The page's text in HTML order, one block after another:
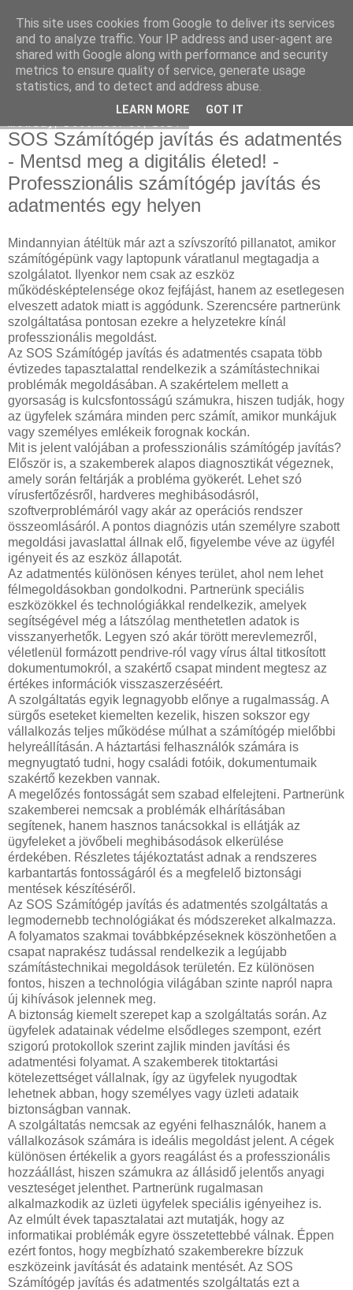
Facebook online marketing
SOS Számítógép javítás és adatmentés
- Mentsd meg a digitális életed! -
Professzionális számítógép javítás és
adatmentés egy helyen
Mindannyian átéltük már azt a szívszorító pillanatot, amikor
számítógépünk vagy laptopunk váratlanul megtagadja a
szolgálatot. Ilyenkor nem csak az eszköz
működésképtelensége okoz fejfájást, hanem az esetlegesen
elveszett adatok miatt is aggódunk. Szerencsére partnerünk
szolgáltatása pontosan ezekre a helyzetekre kínál
professzionális megoldást.
Az SOS Számítógép javítás és adatmentés csapata több
évtizedes tapasztalattal rendelkezik a számítástechnikai
problémák megoldásában. A szakértelem mellett a
gyorsaság is kulcsfontosságú számukra, hiszen tudják, hogy
az ügyfelek számára minden perc számít, amikor munkájuk
vagy személyes emlékeik forognak kockán.
Mit is jelent valójában a professzionális számítógép javítás?
Először is, a szakemberek alapos diagnosztikát végeznek,
amely során feltárják a probléma gyökerét. Lehet szó
vírusfertőzésről, hardveres meghibásodásról,
szoftverproblémáról vagy akár az operációs rendszer
összeomlásáról. A pontos diagnózis után személyre szabott
megoldási javaslattal állnak elő, figyelembe véve az ügyfél
igényeit és az eszköz állapotát.
Az adatmentés különösen kényes terület, ahol nem lehet
félmegoldásokban gondolkodni. Partnerünk speciális
eszközökkel és technológiákkal rendelkezik, amelyek
segítségével még a látszólag menthetetlen adatok is
visszanyerhetők. Legyen szó akár törött merevlemezről,
véletlenül formázott pendrive-ról vagy vírus által titkosított
dokumentumokról, a szakértő csapat mindent megtesz az
értékes információk visszaszerzéséért.
A szolgáltatás egyik legnagyobb előnye a rugalmasság. A
sürgős eseteket kiemelten kezelik, hiszen sokszor egy
vállalkozás teljes működése múlhat a számítógép mielőbbi
helyreállításán. A háztartási felhasználók számára is
megnyugtató tudni, hogy családi fotóik, dokumentumaik
szakértő kezekben vannak.
A megelőzés fontosságát sem szabad elfelejteni. Partnerünk
szakemberei nemcsak a problémák elhárításában
segítenek, hanem hasznos tanácsokkal is ellátják az
ügyfeleket a jövőbeli meghibásodások elkerülése
érdekében. Részletes tájékoztatást adnak a rendszeres
karbantartás fontosságáról és a megfelelő biztonsági
mentések készítéséről.
Az SOS Számítógép javítás és adatmentés szolgáltatás a
legmodernebb technológiákat és módszereket alkalmazza.
A folyamatos szakmai továbbképzéseknek köszönhetően a
csapat naprakész tudással rendelkezik a legújabb
számítástechnikai megoldások területén. Ez különösen
fontos, hiszen a technológia világában szinte napról napra
új kihívások jelennek meg.
A biztonság kiemelt szerepet kap a szolgáltatás során. Az
ügyfelek adatainak védelme elsődleges szempont, ezért
szigorú protokollok szerint zajlik minden javítási és
adatmentési folyamat. A szakemberek titoktartási
kötelezettséget vállalnak, így az ügyfelek nyugodtak
lehetnek abban, hogy személyes vagy üzleti adataik
biztonságban vannak.
A szolgáltatás nemcsak az egyéni felhasználók, hanem a
vállalkozások számára is ideális megoldást jelent. A cégek
különösen értékelik a gyors reagálást és a professzionális
hozzáállást, hiszen számukra az állásidő jelentős anyagi
veszteséget jelenthet. Partnerünk rugalmasan
alkalmazkodik az üzleti ügyfelek speciális igényeihez is.
Az elmúlt évek tapasztalatai azt mutatják, hogy az
informatikai problémák egyre összetettebbé válnak. Éppen
ezért fontos, hogy megbízható szakemberekre bízzuk
eszközeink javítását és adataink mentését. Az SOS
Számítógép javítás és adatmentés szolgáltatás ezt a
This site uses cookies from Google to deliver its services
and to analyze traffic. Your IP address and user-agent are
shared with Google along with performance and security
metrics to ensure quality of service, generate usage
statistics, and to detect and address abuse.
LEARN MORE GOT IT